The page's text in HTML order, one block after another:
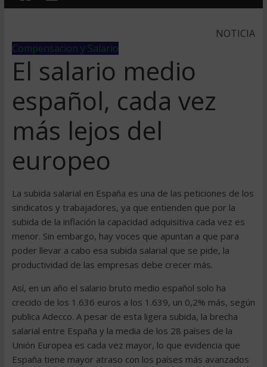
NOTICIA
Compensacion y Salario
El salario medio
español, cada vez
más lejos del
europeo
La subida salarial en España es una de las peticiones de los
sindicatos y trabajadores, ya que entienden que por la
subida de la inflación la capacidad adquisitiva cada vez es
menor. Sin embargo, hay voces que apuntan a que para
poder llevar a cabo esa subida salarial que se pide, la
productividad de las empresas debe crecer más.
Así, en un año el salario bruto medio español solo ha
crecido de los 1.636 euros a los 1.639, un 0,2% más, según
publica Adecco. A pesar de esta ligera subida, la brecha
salarial entre España y la media de los 28 países de la
Unión Europea es cada vez mayor, lo que evidencia que
España tiene mayor atraso con los países más avanzados